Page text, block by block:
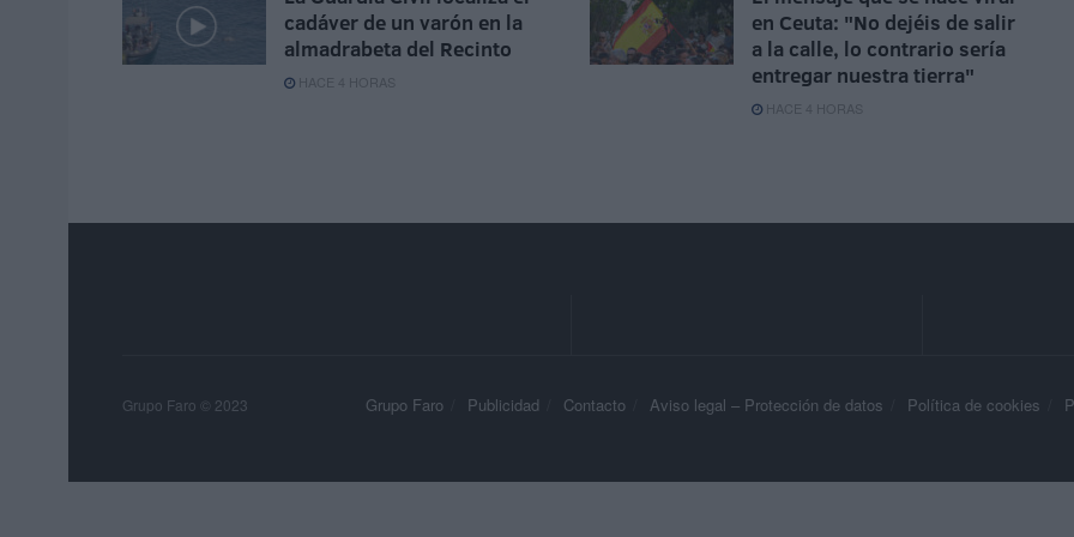
cadáver de un varón en la
almadrabeta del Recinto
HACE 4 HORAS
en Ceuta: "No dejéis de salir
a la calle, lo contrario sería
entregar nuestra tierra"
HACE 4 HORAS
Grupo Faro Publicidad Contacto Aviso legal – Protección de datos Política de cookies
Grupo Faro © 2023